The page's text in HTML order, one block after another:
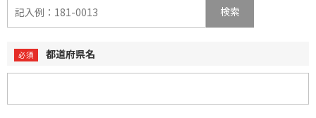
検索
都道府県名